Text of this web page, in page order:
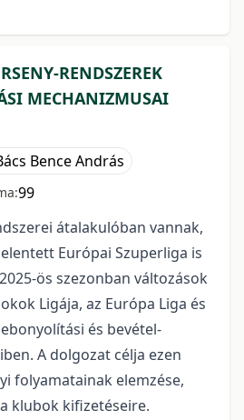
RENDSZEREK
MECHANIZMUSAI
Bence András
99
átalakulóban vannak,
Európai Szuperliga is
ös szezonban változások
Ligája, az Európa Liga és
és bevétel-
A dolgozat célja ezen
folyamatainak elemzése,
klubok kifizetéseire.